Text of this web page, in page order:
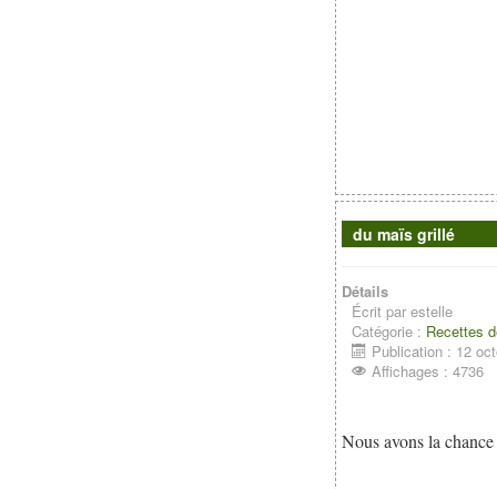
du maïs grillé
Détails
Écrit parestelle
Catégorie : Recettes
Publication : 12
Affichages : 4736
Nous avons la